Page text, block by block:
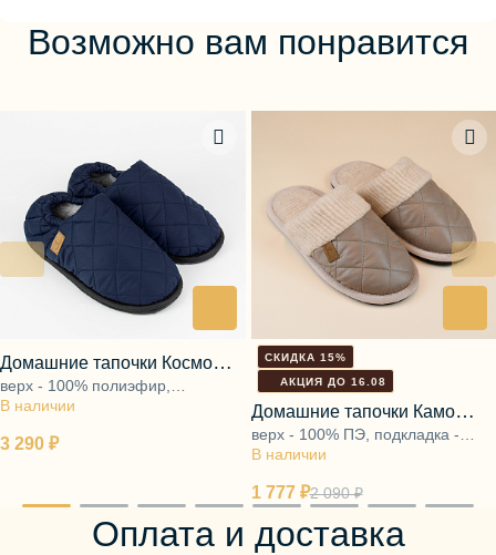
Возможно вам понравится
3 290 ₽
В наличии
Домашние тапочки Космо
синий
верх - 100% полиэфир,
подкладка - ворс 100% шерсть,
СКИДКА 15%
АКЦИЯ ДО 16.08
1 777 ₽2 090 ₽
В наличии
Домашние тапочки Камо
бронза
верх - 100% ПЭ, подкладка -
ворс 100% шерсть, подошва -
Оплата и доставка